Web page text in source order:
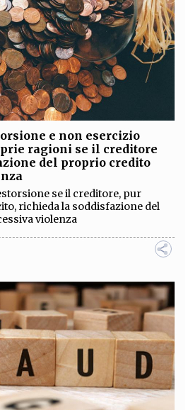
e non esercizio
ragioni se il creditore
del proprio credito
se il creditore, pur
richieda la soddisfazione del
violenza